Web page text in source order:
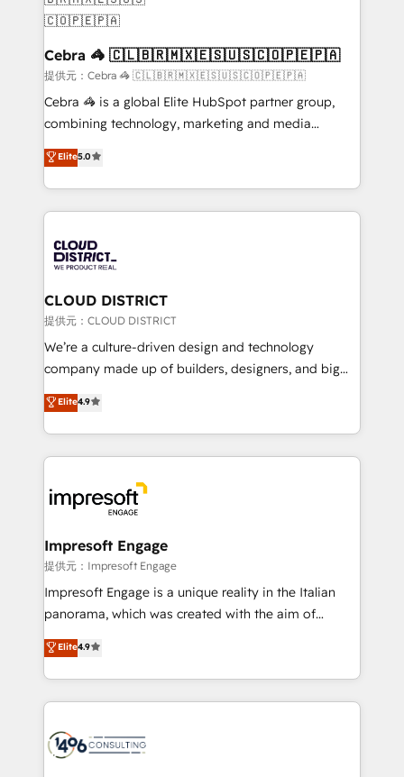
generating 7-digit MRR from inbound campaigns ✨
CS: 245% organic growth & +751% new visitors for a
full-funnel HubSpot project ✨ CS: 415% conversion
boost with a new HubSpot site Recognized leaders:
🏆 HubSpot Platform Migration Impact Award 🏆
Clutch HubSpot Global Leader 🏆 Finalist: HubSpot
Award for Best Website 🌟 Accreditations: CRM
Implementation, HubSpot Content Experience, CRM
Cebra 🦓 🇨🇱🇧🇷🇲🇽🇪🇸🇺🇸🇨🇴🇵🇪🇵🇦
提供元：Cebra 🦓 🇨🇱🇧🇷🇲🇽🇪🇸🇺🇸🇨🇴🇵🇪🇵🇦
Cebra 🦓 is a global Elite HubSpot partner group,
combining technology, marketing and media
expertise across Latin America and Southern
Europe, with teams across 7 countries. Born in Chile,
we combine local insight with international reach to
help businesses grow through technology, creativity,
500+ HubSpot implementations, building end-to-
end solutions that integrate CRM, AI automation,
inbound and loop marketing, content, and digital
creativity. Our multicultural team works in Spanish,
Portuguese, and English to design scalable strategies
that drive measurable growth. 🌎 Highlights: • 10+
Platform Migration Excellence. • Top 3 Partner of the
Year LATAM 2022, 2023, 2024, 2025. • Partner of the
business with HubSpot? Let Cebra’s experts help
you grow faster, smarter, and with impact.
Elite5.0
CLOUD DISTRICT
提供元：CLOUD DISTRICT
We’re a culture-driven design and technology
company made up of builders, designers, and big
thinkers. We blend strategy, design, and
development—always fueled by curiosity—to turn
ideas, opportunities, and challenges into meaningful
experiences. To us, technology is more than just
and—most importantly—simple. That’s why we lean
into bold ideas and shape them into thoughtful
products and strategies that actually make a
difference.
Elite4.9
Impresoft Engage
提供元：Impresoft Engage
Impresoft Engage is a unique reality in the Italian
panorama, which was created with the aim of
putting Customer Experience at the center by
creating digital environments capable of integrating
people, processes and data. We offer the best
digital solutions on the market, ranging from CRM
marketing automation to online and offline sales
Elite4.9